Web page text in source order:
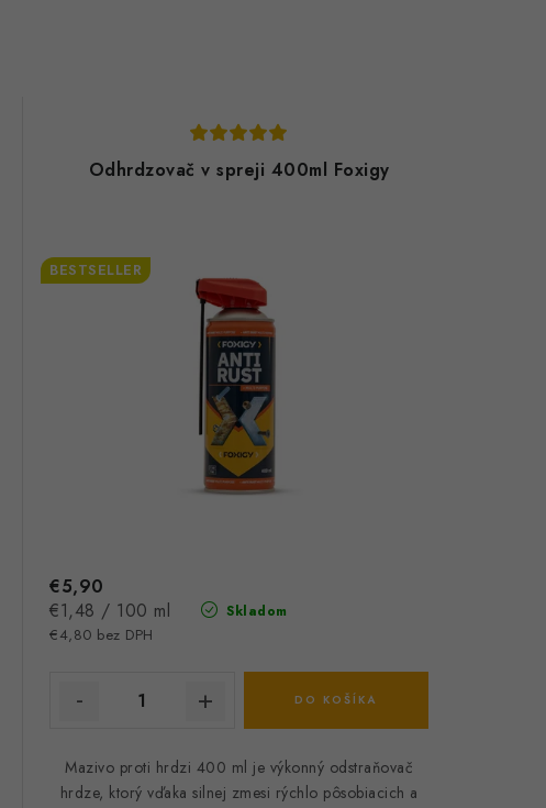
Odhrdzovač v spreji 400ml Foxigy
BESTSELLER
Skladom
€4,80 bez DPH
€5,90
Jednotková
cena:
€1,48 / 100 ml
DO KOŠÍKA
Mazivo proti hrdzi 400 ml je výkonný odstraňovač
hrdze, ktorý vďaka silnej zmesi rýchlo pôsobiacich a